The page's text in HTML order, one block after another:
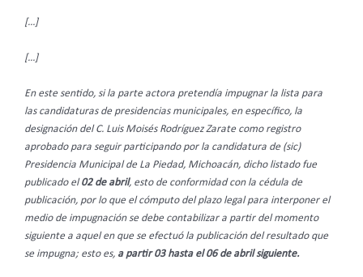
[…]
[…]
En este sentido, si la parte actora pretendía impugnar la lista para
las candidaturas de presidencias municipales, en específico, la
designación del C. Luis Moisés Rodríguez Zarate como registro
aprobado para seguir participando por la candidatura de (sic)
Presidencia Municipal de La Piedad, Michoacán, dicho listado fue
publicado el 02 de abril, esto de conformidad con la cédula de
publicación, por lo que el cómputo del plazo legal para interponer el
medio de impugnación se debe contabilizar a partir del momento
siguiente a aquel en que se efectuó la publicación del resultado que
se impugna; esto es, a partir 03 hasta el 06 de abril siguiente.